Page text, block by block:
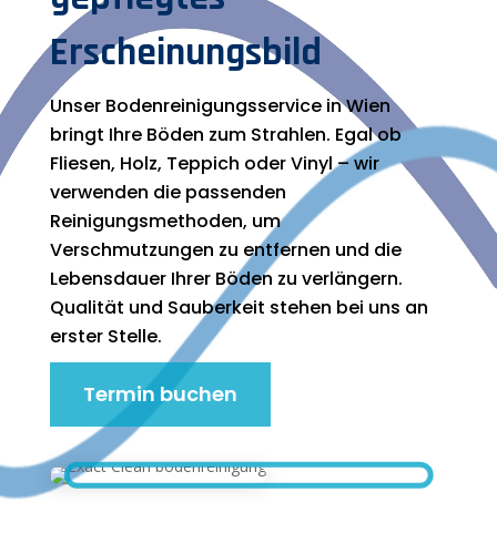
Erscheinungsbild
Unser Bodenreinigungsservice in Wien
bringt Ihre Böden zum Strahlen. Egal ob
Fliesen, Holz, Teppich oder Vinyl – wir
verwenden die passenden
Reinigungsmethoden, um
Verschmutzungen zu entfernen und die
Lebensdauer Ihrer Böden zu verlängern.
Qualität und Sauberkeit stehen bei uns an
erster Stelle.
Termin buchen